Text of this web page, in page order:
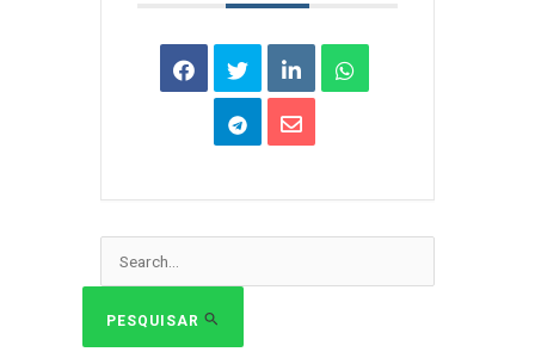
Pesquisar
PESQUISAR